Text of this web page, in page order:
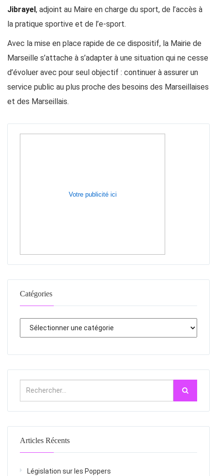
Jibrayel, adjoint au Maire en charge du sport, de l’accès à
la pratique sportive et de l’e-sport.
Avec la mise en place rapide de ce dispositif, la Mairie de
Marseille s’attache à s’adapter à une situation qui ne cesse
d’évoluer avec pour seul objectif : continuer à assurer un
service public au plus proche des besoins des Marseillaises
et des Marseillais.
Votre publicité ici
Catégories
Articles Récents
Législation sur les Poppers